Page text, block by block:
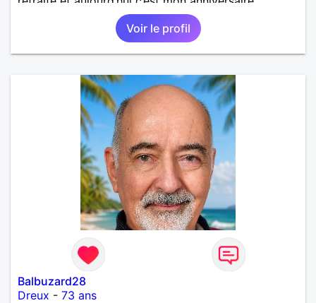
!J’aimerais rencontrer quelqu’un qui partage les
mêmes valeurs qui font de quelqu’un un être humain
Voir le profil
Balbuzard28
Dreux - 73 ans